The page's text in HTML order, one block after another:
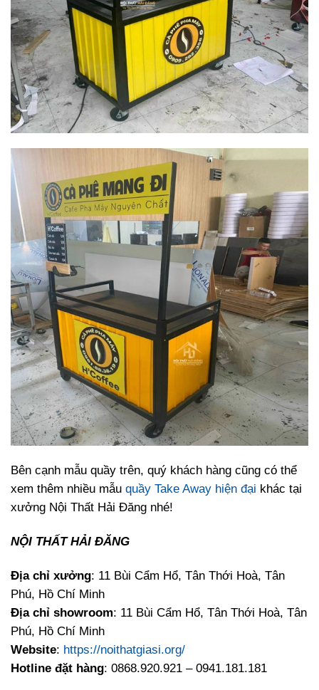
Bên cạnh mẫu quầy trên, quý khách hàng cũng có thể
xem thêm nhiều mẫu quầy Take Away hiện đại khác tại
xưởng Nội Thất Hải Đăng nhé!
NỘI THẤT HẢI ĐĂNG
Địa chỉ xưởng: 11 Bùi Cẩm Hổ, Tân Thới Hoà, Tân
Phú, Hồ Chí Minh
Địa chỉ showroom: 11 Bùi Cẩm Hổ, Tân Thới Hoà, Tân
Phú, Hồ Chí Minh
Website: https://noithatgiasi.org/
Hotline đặt hàng: 0868.920.921 – 0941.181.181